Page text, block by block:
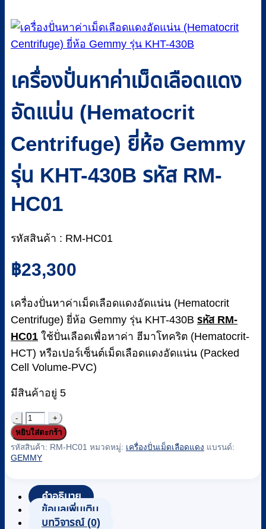
เครื่องปั่นหาค่าเม็ดเลือดแดง
อัดแน่น (Hematocrit
Centrifuge) ยี่ห้อ Gemmy
รุ่น KHT-430B รหัส RM-
HC01
รหัสสินค้า : RM-HC01
฿23,300
เครื่องปั่นหาค่าเม็ดเลือดแดงอัดแน่น (Hematocrit
Centrifuge) ยี่ห้อ Gemmy รุ่น KHT-430B รหัส RM-
HC01 ใช้ปั่นเลือดเพื่อหาค่า ฮีมาโทคริต (Hematocrit-
HCT) หรือเปอร์เซ็นต์เม็ดเลือดแดงอัดแน่น (Packed
Cell Volume-PVC)
มีสินค้าอยู่ 5
จำนวน
เครื่อง
ปั่น
ค่า
เม็ด
เลือด
หยิบใส่ตะกร้า
รหัสสินค้า: RM-HC01 หมวดหมู่: เครื่องปั่นเม็ดเลือดแดง แบรนด์:
GEMMY
คำอธิบาย
ข้อมูลเพิ่มเติม
บทวิจารณ์ (0)